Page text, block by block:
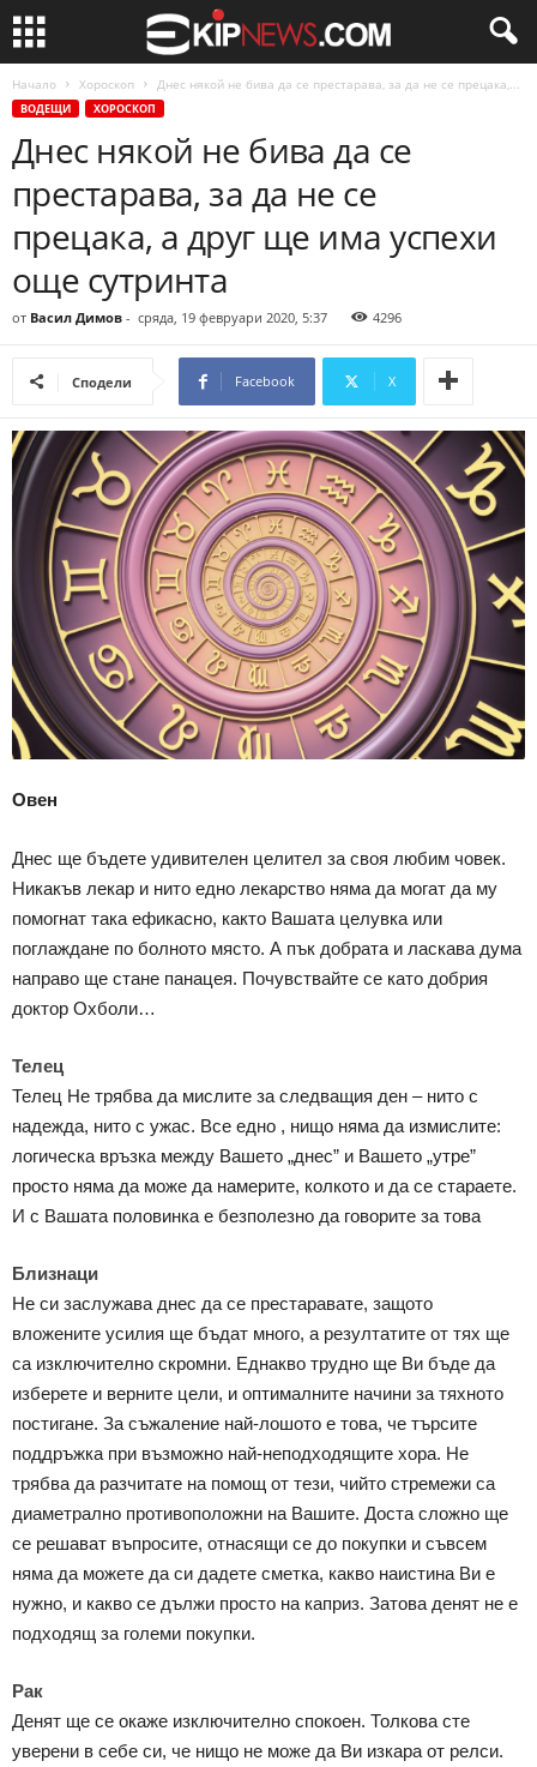
Начало Хороскоп Днес някой не бива да се престарава, за да не се прецака,...
ВОДЕЩИ ХОРОСКОП
Днес някой не бива да се
престарава, за да не се
прецака, а друг ще има успехи
още сутринта
от Васил Димов - сряда, 19 февруари 2020, 5:37 4296
Сподели Facebook X
Овен
Днес ще бъдете удивителен целител за своя любим човек.
Никакъв лекар и нито едно лекарство няма да могат да му
помогнат така ефикасно, както Вашата целувка или
поглаждане по болното място. А пък добрата и ласкава дума
направо ще стане панацея. Почувствайте се като добрия
доктор Охболи…
Телец
Телец Не трябва да мислите за следващия ден – нито с
надежда, нито с ужас. Все едно , нищо няма да измислите:
логическа връзка между Вашето „днес” и Вашето „утре”
просто няма да може да намерите, колкото и да се стараете.
И с Вашата половинка е безполезно да говорите за това
Близнаци
Не си заслужава днес да се престаравате, защото
вложените усилия ще бъдат много, а резултатите от тях ще
са изключително скромни. Еднакво трудно ще Ви бъде да
изберете и верните цели, и оптималните начини за тяхното
постигане. За съжаление най-лошото е това, че търсите
поддръжка при възможно най-неподходящите хора. Не
трябва да разчитате на помощ от тези, чийто стремежи са
диаметрално противоположни на Вашите. Доста сложно ще
се решават въпросите, отнасящи се до покупки и съвсем
няма да можете да си дадете сметка, какво наистина Ви е
нужно, и какво се дължи просто на каприз. Затова денят не е
подходящ за големи покупки.
Рак
Денят ще се окаже изключително спокоен. Толкова сте
уверени в себе си, че нищо не може да Ви изкара от релси.